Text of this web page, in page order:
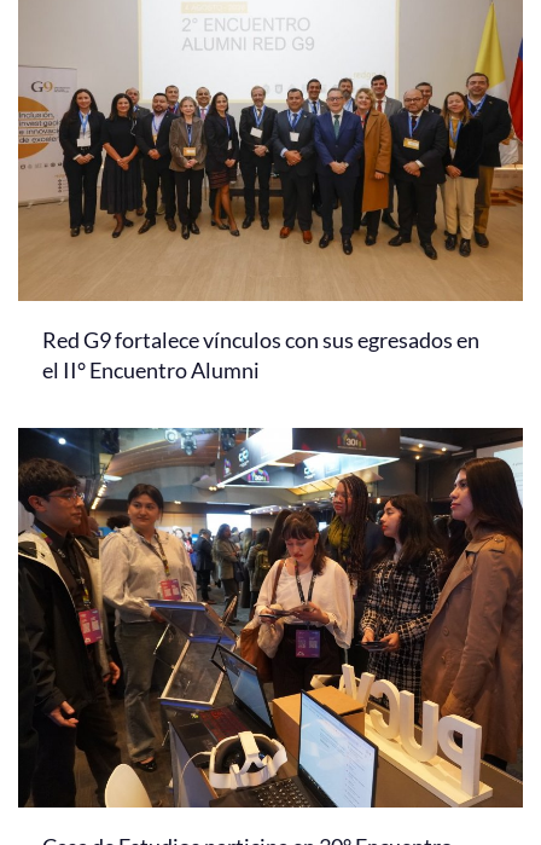
Red G9 fortalece vínculos con sus egresados en
el II° Encuentro Alumni